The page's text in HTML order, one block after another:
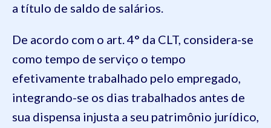
a título de saldo de salários.
De acordo com o art. 4° da CLT, considera-se
como tempo de serviço o tempo
efetivamente trabalhado pelo empregado,
integrando-se os dias trabalhados antes de
sua dispensa injusta a seu patrimônio jurídico,